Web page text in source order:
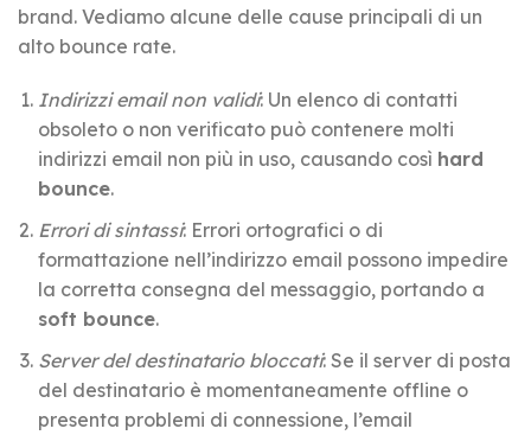
brand. Vediamo alcune delle cause principali di un
alto bounce rate.
Indirizzi email non validi: Un elenco di contatti
obsoleto o non verificato può contenere molti
indirizzi email non più in uso, causando così hard
bounce.
Errori di sintassi: Errori ortografici o di
formattazione nell’indirizzo email possono impedire
la corretta consegna del messaggio, portando a
soft bounce.
Server del destinatario bloccati: Se il server di posta
del destinatario è momentaneamente offline o
presenta problemi di connessione, l’email